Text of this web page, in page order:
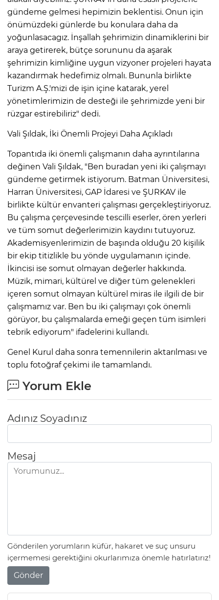
gündeme gelmesi hepimizin beklentisi. Onun için
önümüzdeki günlerde bu konulara daha da
yoğunlasacagız. İnşallah şehrimizin dinamiklerini bir
araya getirerek, bütçe sorununu da aşarak
şehrimizin kimliğine uygun vizyoner projeleri hayata
kazandırmak hedefimiz olmalı. Bununla birlikte
Turizm A.Ş.'mizi de işin içine katarak, yerel
yönetimlerimizin de desteği ile şehrimizde yeni bir
rüzgar estirebiliriz" dedi.
Vali Şıldak, İki Önemli Projeyi Daha Açıkladı
Topantıda iki önemli çalışmanın daha ayrıntılarına
değinen Vali Şıldak, "Ben buradan yeni iki çalışmayı
gündeme getirmek istiyorum. Batman Üniversitesi,
Harran Üniversitesi, GAP İdaresi ve ŞURKAV ile
birlikte kültür envanteri çalışması gerçekleştiriyoruz.
Bu çalışma çerçevesinde tescilli eserler, ören yerleri
ve tüm somut değerlerimizin kaydını tutuyoruz.
Akademisyenlerimizin de başında olduğu 20 kişilik
bir ekip titizlikle bu yönde uygulamanın içinde.
İkincisi ise somut olmayan değerler hakkında.
Müzik, mimari, kültürel ve diğer tüm gelenekleri
içeren somut olmayan kültürel miras ile ilgili de bir
çalışmamız var. Ben bu iki çalışmayı çok önemli
görüyor, bu çalışmalarda emeği geçen tüm isimleri
tebrik ediyorum" ifadelerini kullandı.
Genel Kurul daha sonra temennilerin aktarılması ve
toplu fotoğraf çekimi ile tamamlandı.
Yorum Ekle
Adınız Soyadınız
Mesaj
Gönderilen yorumların küfür, hakaret ve suç unsuru
içermemesi gerektiğini okurlarımıza önemle hatırlatırız!
Gönder